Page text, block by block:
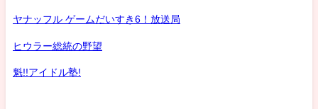
ヤナッフル ゲームだいすき6！放送局
ヒウラー総統の野望
魁!!アイドル塾!